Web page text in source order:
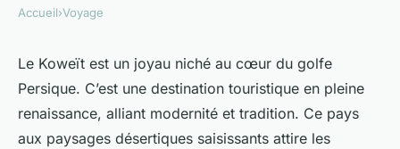
VOYAGE
Partir au Koweït : Attractions
incontournables, culture et
conseils pour les voyageurs
Accueil›Voyage
Le Koweït est un joyau niché au cœur du golfe
Persique. C’est une destination touristique en pleine
renaissance, alliant modernité et tradition. Ce pays
aux paysages désertiques saisissants attire les